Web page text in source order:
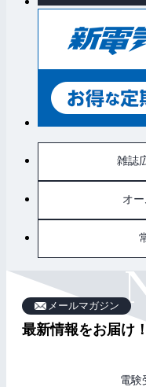
雑誌
オ
メールマガジン
最新情報をお届け
電験